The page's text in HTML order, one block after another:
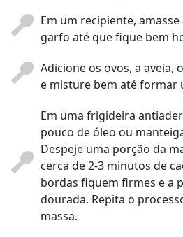
Em um recipiente,
garfo até que fique bem
Adicione os ovos, a aveia,
e misture bem até formar
Em uma frigideira
pouco de óleo ou
Despeje uma porção da
cerca de 2-3 minutos de
bordas fiquem firmes e a
dourada. Repita o
massa.